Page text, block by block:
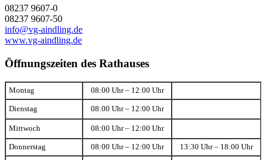
08237 9607-0
08237 9607-50
info@vg-aindling.de
www.vg-aindling.de
Öffnungszeiten des Rathauses
Montag 08:00 Uhr – 12:00 Uhr
Dienstag 08:00 Uhr – 12:00 Uhr
Mittwoch 08:00 Uhr – 12:00 Uhr
Donnerstag 08:00 Uhr – 12:00 Uhr 13:30 Uhr – 18:00 Uhr